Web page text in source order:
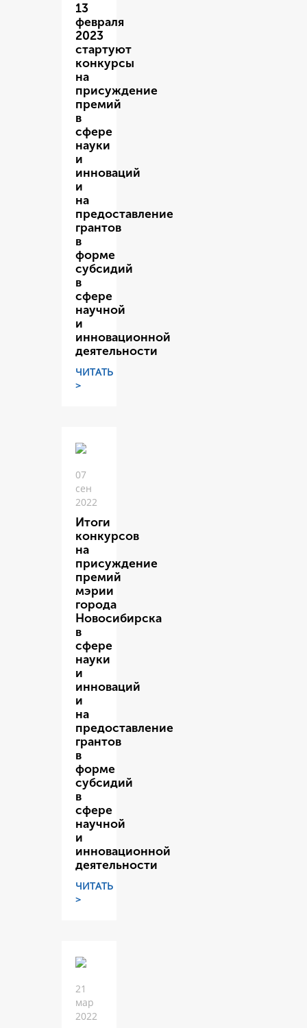
13
февраля
2023
стартуют
конкурсы
на
присуждение
премий
в
сфере
науки
и
инноваций
и
на
предоставление
грантов
в
форме
субсидий
в
сфере
научной
и
инновационной
деятельности
ЧИТАТЬ
>
07
сен
2022
Итоги
конкурсов
на
присуждение
премий
мэрии
города
Новосибирска
в
сфере
науки
и
инноваций
и
на
предоставление
грантов
в
форме
субсидий
в
сфере
научной
и
инновационной
деятельности
ЧИТАТЬ
>
21
мар
2022